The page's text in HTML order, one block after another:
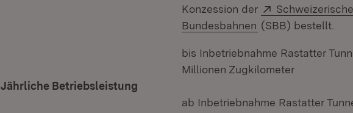
Konzession der
Extern:
Bundesbahnen (Öffnet in neuem
(SBB) bestellt.
Jährliche Betriebsleistung
bis Inbetriebnahme Rastatter
Millionen Zugkilometer
ab Inbetriebnahme Rastatter